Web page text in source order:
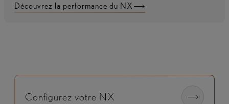
Découvrez la performance du NX
Configurez votre NX